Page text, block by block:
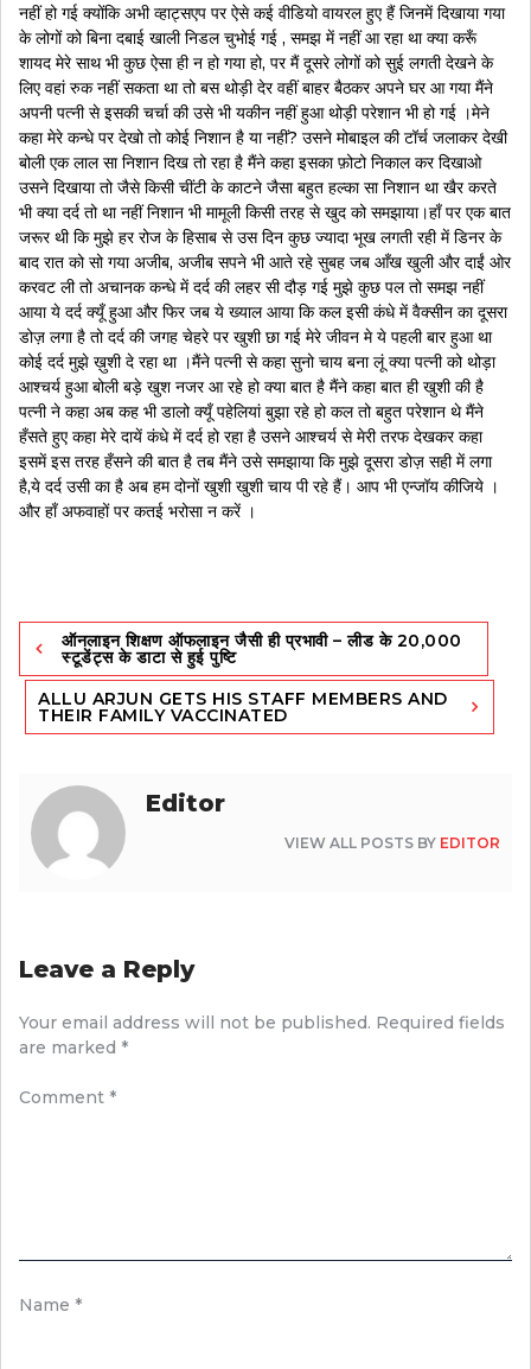
नहीं हो गई क्योंकि अभी व्हाट्सएप पर ऐसे कई वीडियो वायरल हुए हैं जिनमें दिखाया गया
के लोगों को बिना दबाई खाली निडल चुभोई गई , समझ में नहीं आ रहा था क्या करूँ
शायद मेरे साथ भी कुछ ऐसा ही न हो गया हो, पर मैं दूसरे लोगों को सुई लगती देखने के
लिए वहां रुक नहीं सकता था तो बस थोड़ी देर वहीं बाहर बैठकर अपने घर आ गया मैंने
अपनी पत्नी से इसकी चर्चा की उसे भी यकीन नहीं हुआ थोड़ी परेशान भी हो गई ।मेने
कहा मेरे कन्धे पर देखो तो कोई निशान है या नहीं? उसने मोबाइल की टॉर्च जलाकर देखी
बोली एक लाल सा निशान दिख तो रहा है मैंने कहा इसका फ़ोटो निकाल कर दिखाओ
उसने दिखाया तो जैसे किसी चींटी के काटने जैसा बहुत हल्का सा निशान था खैर करते
भी क्या दर्द तो था नहीं निशान भी मामूली किसी तरह से खुद को समझाया।हाँ पर एक बात
जरूर थी कि मुझे हर रोज के हिसाब से उस दिन कुछ ज्यादा भूख लगती रही में डिनर के
बाद रात को सो गया अजीब, अजीब सपने भी आते रहे सुबह जब आँख खुली और दाईं ओर
करवट ली तो अचानक कन्धे में दर्द की लहर सी दौड़ गई मुझे कुछ पल तो समझ नहीं
आया ये दर्द क्यूँ हुआ और फिर जब ये ख्याल आया कि कल इसी कंधे में वैक्सीन का दूसरा
डोज़ लगा है तो दर्द की जगह चेहरे पर खुशी छा गई मेरे जीवन मे ये पहली बार हुआ था
कोई दर्द मुझे ख़ुशी दे रहा था ।मैंने पत्नी से कहा सुनो चाय बना लूं क्या पत्नी को थोड़ा
आश्चर्य हुआ बोली बड़े खुश नजर आ रहे हो क्या बात है मैंने कहा बात ही खुशी की है
पत्नी ने कहा अब कह भी डालो क्यूँ पहेलियां बुझा रहे हो कल तो बहुत परेशान थे मैंने
हँसते हुए कहा मेरे दायें कंधे में दर्द हो रहा है उसने आश्चर्य से मेरी तरफ देखकर कहा
इसमें इस तरह हँसने की बात है तब मैंने उसे समझाया कि मुझे दूसरा डोज़ सही में लगा
है,ये दर्द उसी का है अब हम दोनों खुशी खुशी चाय पी रहे हैं। आप भी एन्जॉय कीजिये ।
और हाँ अफवाहों पर कतई भरोसा न करें ।
Post
navigation
ऑनलाइन शिक्षण ऑफलाइन जैसी ही प्रभावी – लीड के 20,000
स्‍टूडेंट्स के डाटा से हुई पुष्टि
ALLU ARJUN GETS HIS STAFF MEMBERS AND
THEIR FAMILY VACCINATED
Editor
VIEW ALL POSTS BY EDITOR
Leave a Reply
Your email address will not be published. Required fields
are marked *
Comment *
Name *